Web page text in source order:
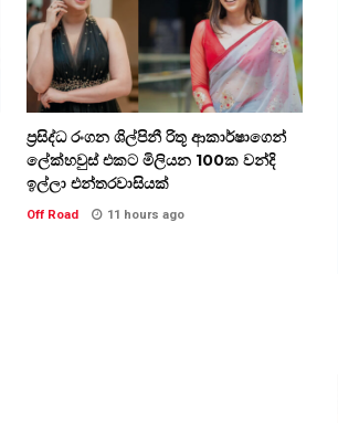
ප්‍රසිද්ධ රංගන ශිල්පිනී රිතූ ආකාර්ෂාගෙන්
ලේක්හවුස් එකට මිලියන 100ක වන්දි
ඉල්ලා එන්තරවාසියක්
Off Road 11 hours ago